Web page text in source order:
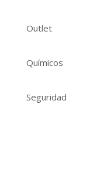
Outlet
Químicos
Seguridad